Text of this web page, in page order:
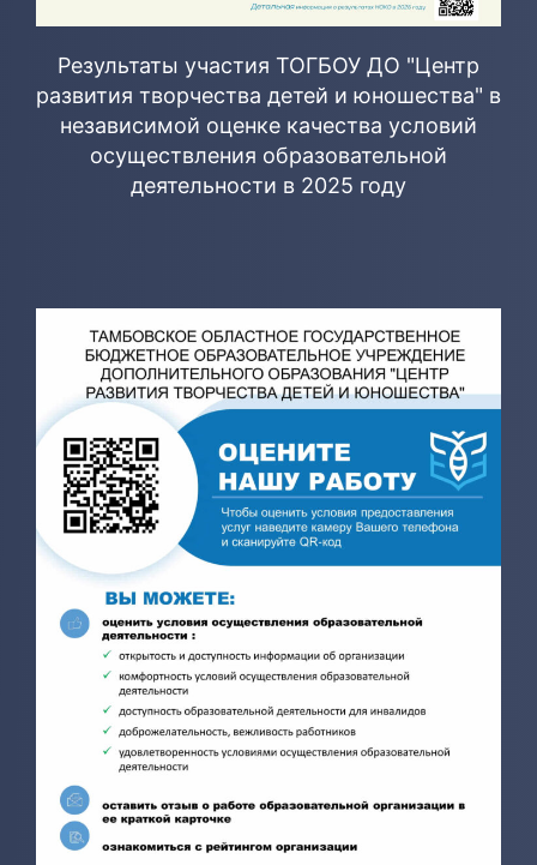
Результаты участия ТОГБОУ ДО "Центр
развития творчества детей и юношества" в
независимой оценке качества условий
осуществления образовательной
деятельности в 2025 году